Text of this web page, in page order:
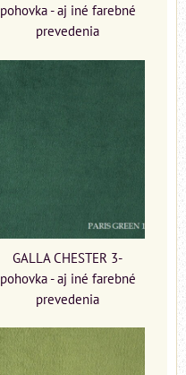
pohovka - aj iné farebné
prevedenia
GALLA CHESTER 3-
pohovka - aj iné farebné
prevedenia